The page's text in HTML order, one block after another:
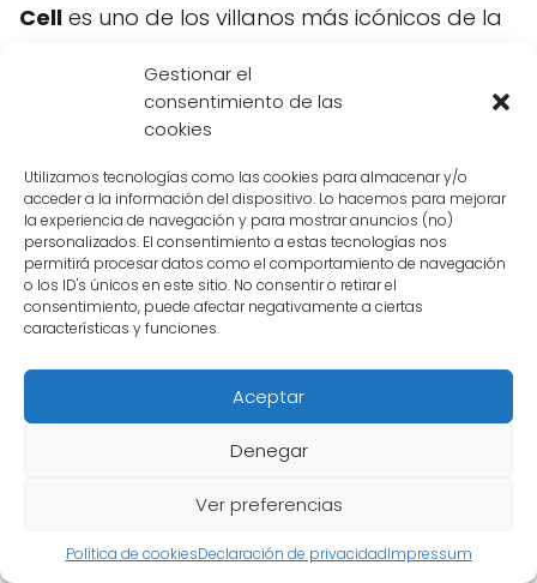
Gestionar el
consentimiento de las
cookies
Utilizamos tecnologías como las cookies para almacenar y/o
acceder a la información del dispositivo. Lo hacemos para mejorar
la experiencia de navegación y para mostrar anuncios (no)
personalizados. El consentimiento a estas tecnologías nos
permitirá procesar datos como el comportamiento de navegación
o los ID's únicos en este sitio. No consentir o retirar el
consentimiento, puede afectar negativamente a ciertas
características y funciones.
Aceptar
Denegar
Ver preferencias
Política de cookiesDeclaración de privacidadImpressum
Cell es uno de los villanos más icónicos de la
su papel como el último enemigo en la saga
de Cell lo han convertido en uno de los
franquicia. En este artículo, exploraremos el
legado de Cell como villano y cómo su diseño
ha contribuido a su impacto en los fanáticos.
La evolución de Cell
Celles un ser bioorgánico creado a partir de
la combinación de las células de los
guerreros más poderosos de Dragon Ball,
como Goku, Vegeta, Piccolo y Freezer. Su
diseño refleja esta combinación de células,
distingue de otros personajes de la serie.